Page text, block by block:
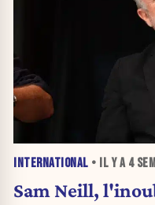
INTERNATIONAL • IL Y A 4
Sam Neill,